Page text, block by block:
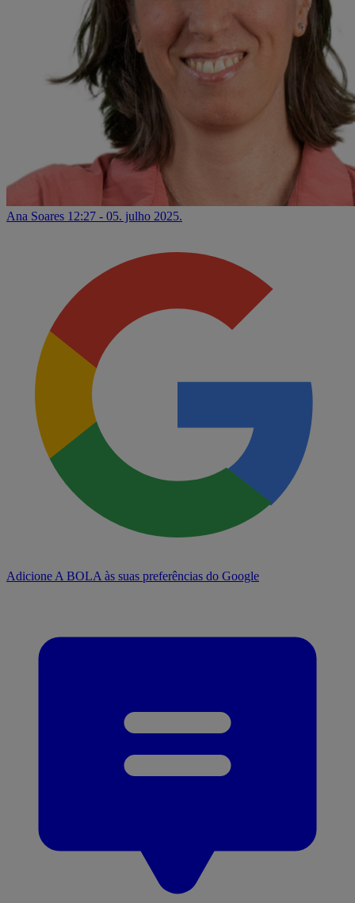
Ana Soares 12:27 - 05. julho 2025.
Adicione A BOLA às suas preferências do Google